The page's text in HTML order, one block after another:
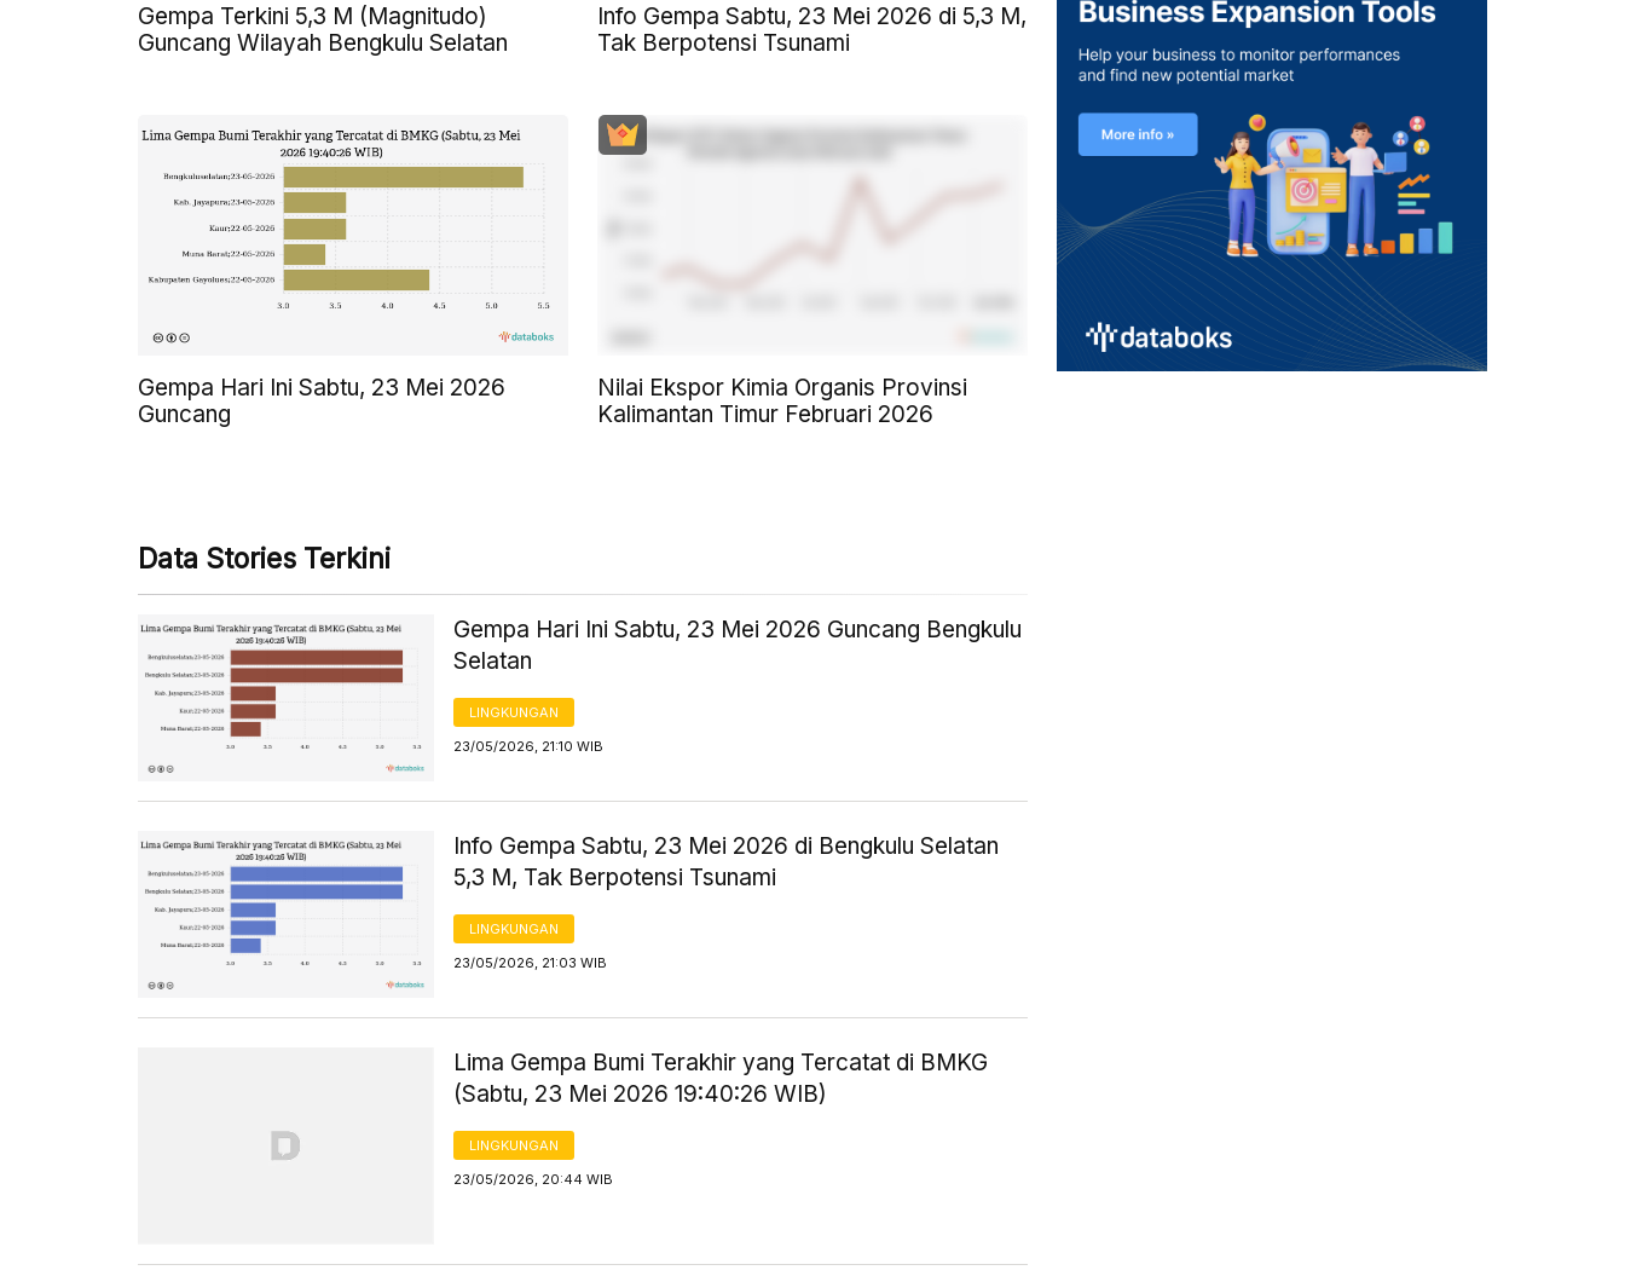
Gempa Terkini 5,3 M (Magnitudo)
Guncang Wilayah Bengkulu Selatan
Info Gempa Sabtu, 23 Mei 2026 di 5,3 M,
Tak Berpotensi Tsunami
Gempa Hari Ini Sabtu, 23 Mei 2026
Guncang
Nilai Ekspor Kimia Organis Provinsi
Kalimantan Timur Februari 2026
Data Stories Terkini
Gempa Hari Ini Sabtu, 23 Mei 2026 Guncang Bengkulu
Selatan
LINGKUNGAN
23/05/2026, 21:10 WIB
Info Gempa Sabtu, 23 Mei 2026 di Bengkulu Selatan
5,3 M, Tak Berpotensi Tsunami
LINGKUNGAN
23/05/2026, 21:03 WIB
Lima Gempa Bumi Terakhir yang Tercatat di BMKG
(Sabtu, 23 Mei 2026 19:40:26 WIB)
LINGKUNGAN
23/05/2026, 20:44 WIB